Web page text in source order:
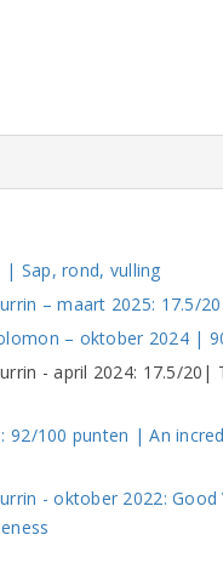
Sap, rond, vulling
– maart 2025: 17.5/
– oktober 2024 |
- april 2024: 17.5/
92/100 punten | An
- oktober 2022: